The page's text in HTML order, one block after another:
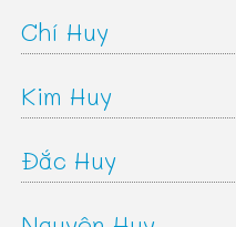
Chí Huy
Kim Huy
Đắc Huy